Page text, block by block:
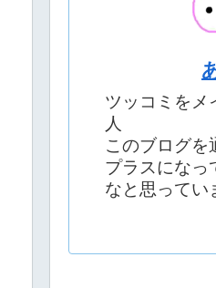
ツッコミをメ
人
このブログを
プラスになっ
なと思ってい